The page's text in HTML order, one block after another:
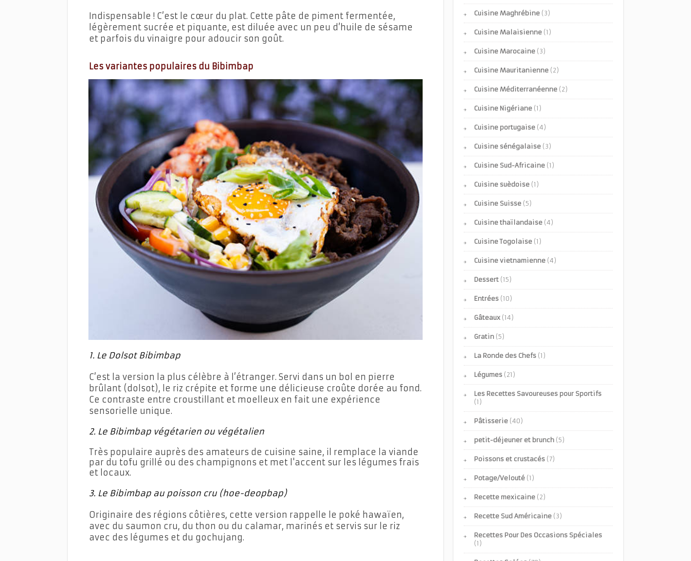
Indispensable ! C’est le cœur du plat. Cette pâte de piment fermentée,
légèrement sucrée et piquante, est diluée avec un peu d’huile de sésame
et parfois du vinaigre pour adoucir son goût.
Les variantes populaires du Bibimbap
1. Le Dolsot Bibimbap
C’est la version la plus célèbre à l’étranger. Servi dans un bol en pierre
brûlant (dolsot), le riz crépite et forme une délicieuse croûte dorée au fond.
Ce contraste entre croustillant et moelleux en fait une expérience
sensorielle unique.
2. Le Bibimbap végétarien ou végétalien
Très populaire auprès des amateurs de cuisine saine, il remplace la viande
par du tofu grillé ou des champignons et met l'accent sur les légumes frais
et locaux.
3. Le Bibimbap au poisson cru (hoe-deopbap)
Originaire des régions côtières, cette version rappelle le poké hawaïen,
avec du saumon cru, du thon ou du calamar, marinés et servis sur le riz
avec des légumes et du gochujang.
Cuisine Maghrébine (3)
Cuisine Malaisienne (1)
Cuisine Marocaine (3)
Cuisine Mauritanienne (2)
Cuisine Méditerranéenne (2)
Cuisine Nigériane (1)
Cuisine portugaise (4)
Cuisine sénégalaise (3)
Cuisine Sud-Africaine (1)
Cuisine suèdoise (1)
Cuisine Suisse (5)
Cuisine thaïlandaise (4)
Cuisine Togolaise (1)
Cuisine vietnamienne (4)
Dessert (15)
Entrées (10)
Gâteaux (14)
Gratin (5)
La Ronde des Chefs (1)
Légumes (21)
Les Recettes Savoureuses pour Sportifs
(1)
Pâtisserie (40)
petit-déjeuner et brunch (5)
Poissons et crustacés (7)
Potage/Velouté (1)
Recette mexicaine (2)
Recette Sud Américaine (3)
Recettes Pour Des Occasions Spéciales
(1)